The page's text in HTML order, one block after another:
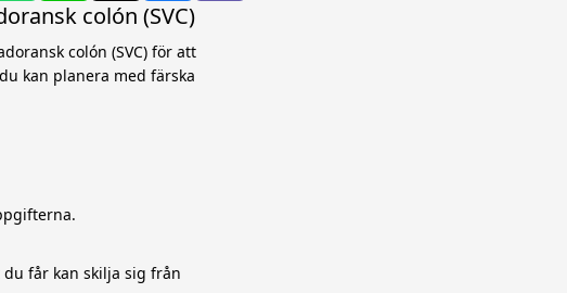
colón (SVC)
colón (SVC) för att
kan planera med färska
får kan skilja sig från